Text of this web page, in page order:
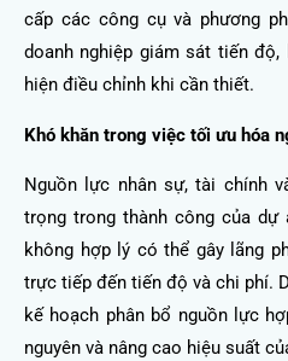
cấp các công cụ và phương
doanh nghiệp giám sát tiến
hiện điều chỉnh khi cần thiết.
Khó khăn trong việc tối ưu hóa
Nguồn lực nhân sự, tài chính
trọng trong thành công của
không hợp lý có thể gây lãng
trực tiếp đến tiến độ và chi phí.
kế hoạch phân bổ nguồn lực
nguyên và nâng cao hiệu suất